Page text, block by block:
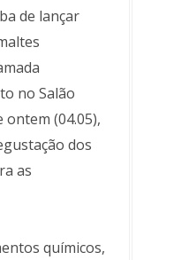
de lançar
no Salão
(04.05),
dos
as
químicos,